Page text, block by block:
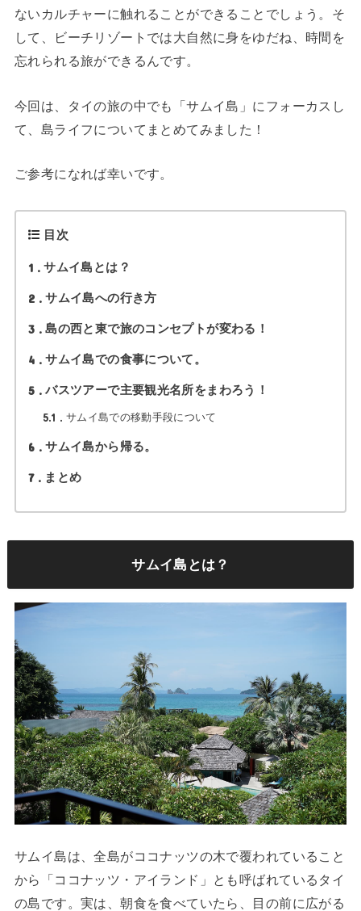
ないカルチャーに触れることができることでしょう。そ
して、ビーチリゾートでは大自然に身をゆだね、時間を
忘れられる旅ができるんです。
今回は、タイの旅の中でも「サムイ島」にフォーカスし
て、島ライフについてまとめてみました！
ご参考になれば幸いです。
目次
1 サムイ島とは？
2 サムイ島への行き方
3 島の西と東で旅のコンセプトが変わる！
4 サムイ島での食事について。
5 バスツアーで主要観光名所をまわろう！
5.1 サムイ島での移動手段について
6 サムイ島から帰る。
7 まとめ
サムイ島とは？
サムイ島は、全島がココナッツの木で覆われていること
から「ココナッツ・アイランド」とも呼ばれているタイ
の島です。実は、朝食を食べていたら、目の前に広がる